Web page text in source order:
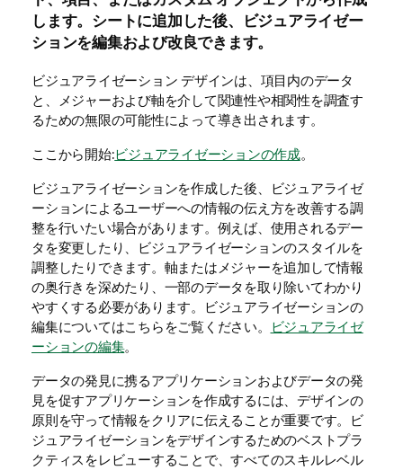
します。 シートに追加した後、ビジュアライゼー
ションを編集および改良できます。
ビジュアライゼーション デザインは、項目内のデータ
と、
メジャーおよび軸を介して関連性や相関性を調査す
るための無限の可能性によって導き出されます。
ここから開始:ビジュアライゼーションの作成。
ビジュアライゼーションを作成した後、ビジュアライゼ
ーションによるユーザーへの情報の伝え方を改善する調
整を行いたい場合があります。例えば、使用されるデー
タを変更したり、ビジュアライゼーションのスタイルを
調整したりできます。軸またはメジャーを追加して情報
の奥行きを深めたり、一部のデータを取り除いてわかり
やすくする必要があります。ビジュアライゼーションの
編集についてはこちらをご覧ください。
ビジュアライゼ
ーションの編集。
データの発見に携るアプリケーションおよびデータの発
見を促すアプリケーションを作成するには、デザインの
原則を守って情報をクリアに伝えることが重要です。ビ
ジュアライゼーションをデザインするためのベストプラ
クティスをレビューすることで、すべてのスキルレベル